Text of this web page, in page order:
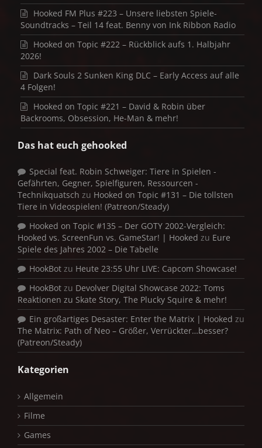
Hooked FM Plus #223 – Unsere liebsten Spiele-
Soundtracks – Teil 14 feat. Benny von Ink Ribbon Radio
Hooked on Topic #222 – Rückblick aufs 1. Halbjahr
2026!
Dark Souls 2 Sunken King DLC – Early Access auf alle
4 Folgen!
Hooked on Topic #221 – David & Robin über
Backrooms, Obsession, He-Man & mehr!
Das hat euch gehooked
Special feat. Robin Schweiger: Tiere in Spielen -
Gefährten, Gegner, Spielfiguren, Ressourcen -
Technikquatsch zu Hooked on Topic #131 – Die tollsten
Tiere in Videospielen! (Patreon/Steady)
Hooked on Topic #135 – Der GOTY 2002-Vergleich:
Hooked vs. ScreenFun vs. GameStar! | Hooked zu Eure
Spiele des Jahres 2002 – Die Tabelle
HookBot zu Heute 23:55 Uhr LIVE: Capcom Showcase!
HookBot zu Devolver Digital Showcase 2022: Toms
Reaktionen zu Skate Story, The Plucky Squire & mehr!
Ein großartiges Desaster: Enter the Matrix | Hooked zu
The Matrix: Path of Neo – Größer, Verrückter…besser?
(Patreon/Steady)
Kategorien
Allgemein
Filme
Games